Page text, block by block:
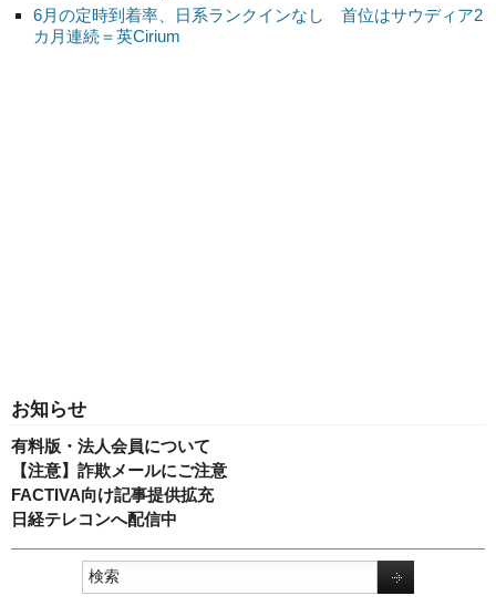
6月の定時到着率、日系ランクインなし 首位はサウディア2
カ月連続＝英Cirium
お知らせ
有料版・法人会員について
【注意】詐欺メールにご注意
FACTIVA向け記事提供拡充
日経テレコンへ配信中